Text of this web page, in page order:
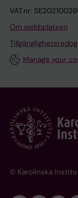
VAT.nr:
Om webbplatsen
Manage your
© Karolinska